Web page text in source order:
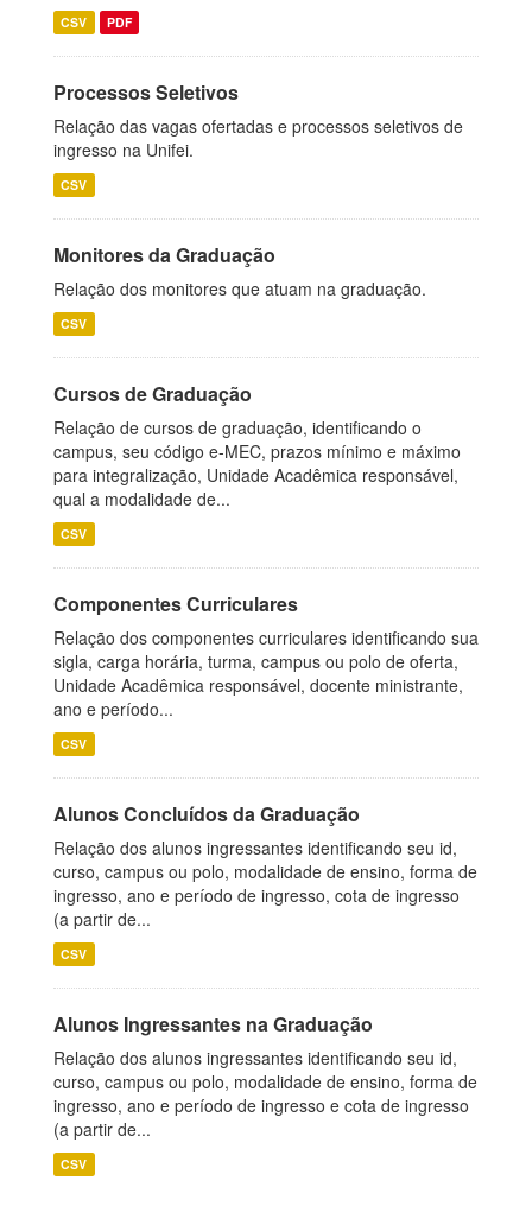
CSV PDF
Processos Seletivos
Relação das vagas ofertadas e processos seletivos de
ingresso na Unifei.
CSV
Monitores da Graduação
Relação dos monitores que atuam na graduação.
CSV
Cursos de Graduação
Relação de cursos de graduação, identificando o
campus, seu código e-MEC, prazos mínimo e máximo
para integralização, Unidade Acadêmica responsável,
qual a modalidade de...
CSV
Componentes Curriculares
Relação dos componentes curriculares identificando sua
sigla, carga horária, turma, campus ou polo de oferta,
Unidade Acadêmica responsável, docente ministrante,
ano e período...
CSV
Alunos Concluídos da Graduação
Relação dos alunos ingressantes identificando seu id,
curso, campus ou polo, modalidade de ensino, forma de
ingresso, ano e período de ingresso, cota de ingresso
(a partir de...
CSV
Alunos Ingressantes na Graduação
Relação dos alunos ingressantes identificando seu id,
curso, campus ou polo, modalidade de ensino, forma de
ingresso, ano e período de ingresso e cota de ingresso
(a partir de...
CSV